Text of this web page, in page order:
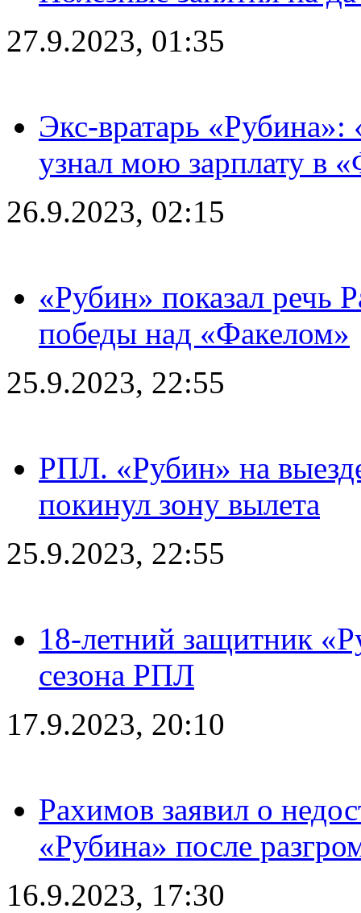
27.9.2023, 01:35
Экс-вратарь «Рубина»:
узнал мою зарплату в
26.9.2023, 02:15
«Рубин» показал речь
победы над «Факелом»
25.9.2023, 22:55
РПЛ. «Рубин» на
покинул зону вылета
25.9.2023, 22:55
18-летний защитник
сезона РПЛ
17.9.2023, 20:10
Рахимов заявил о
«Рубина» после
16.9.2023, 17:30